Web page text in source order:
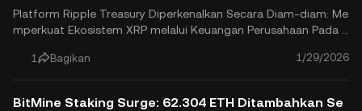
an Perusahaan
Platform Ripple Treasury Diperkenalkan Secara Diam-diam: Me
mperkuat Ekosistem XRP melalui Keuangan Perusahaan Pada a
si struktural saat Kas Ripple secara resmi diluncurkan. Peluncur
an ini menandai integrasi produk utama pertama setelah Rip.
1 Bagikan 1/29/2026
BitMine Staking Surge: 62.304 ETH Ditambahkan Se